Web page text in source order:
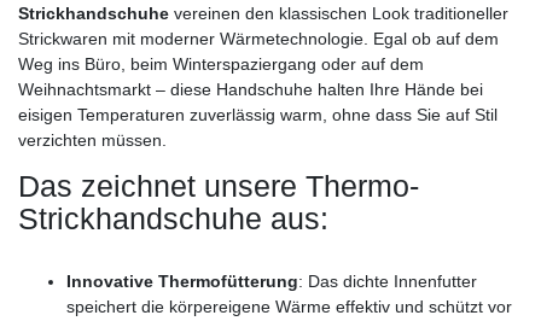
Strickhandschuhe vereinen den klassischen Look traditioneller
Strickwaren mit moderner Wärmetechnologie. Egal ob auf dem
Weg ins Büro, beim Winterspaziergang oder auf dem
Weihnachtsmarkt – diese Handschuhe halten Ihre Hände bei
eisigen Temperaturen zuverlässig warm, ohne dass Sie auf Stil
verzichten müssen.
Das zeichnet unsere Thermo-
Strickhandschuhe aus:
Innovative Thermofütterung: Das dichte Innenfutter
speichert die körpereigene Wärme effektiv und schützt vor